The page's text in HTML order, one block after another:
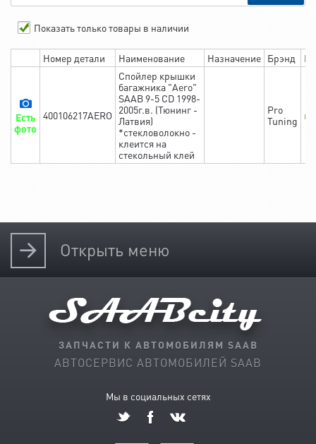
Показать только товары в наличии
Номер детали Наименование Назначение Брэнд
Есть
фото
400106217AERO
Спойлер крышки
багажника "Aero"
SAAB 9-5 CD 1998-
2005г.в. (Тюнинг -
Латвия)
*стекловолокно -
клеится на
стекольный клей
Pro
Tuning
в
Открыть меню
ЗАПЧАСТИ К АВТОМОБИЛЯМ SAAB
АВТОСЕРВИС АВТОМОБИЛЕЙ SAAB
Мы в социальных сетях